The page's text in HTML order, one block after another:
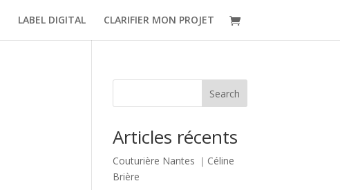
LABEL DIGITAL CLARIFIER MON PROJET
Search
Articles récents
Couturière Nantes ｜Céline
Brière